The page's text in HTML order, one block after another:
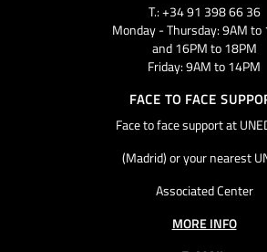
T.: +34 91 398 66 36
Monday - Thursday: 9AM to
and 16PM to 18PM
Friday: 9AM to 14PM
FACE TO FACE
Face to face support at
(Madrid) or your nearest
Associated Center
MORE INFO